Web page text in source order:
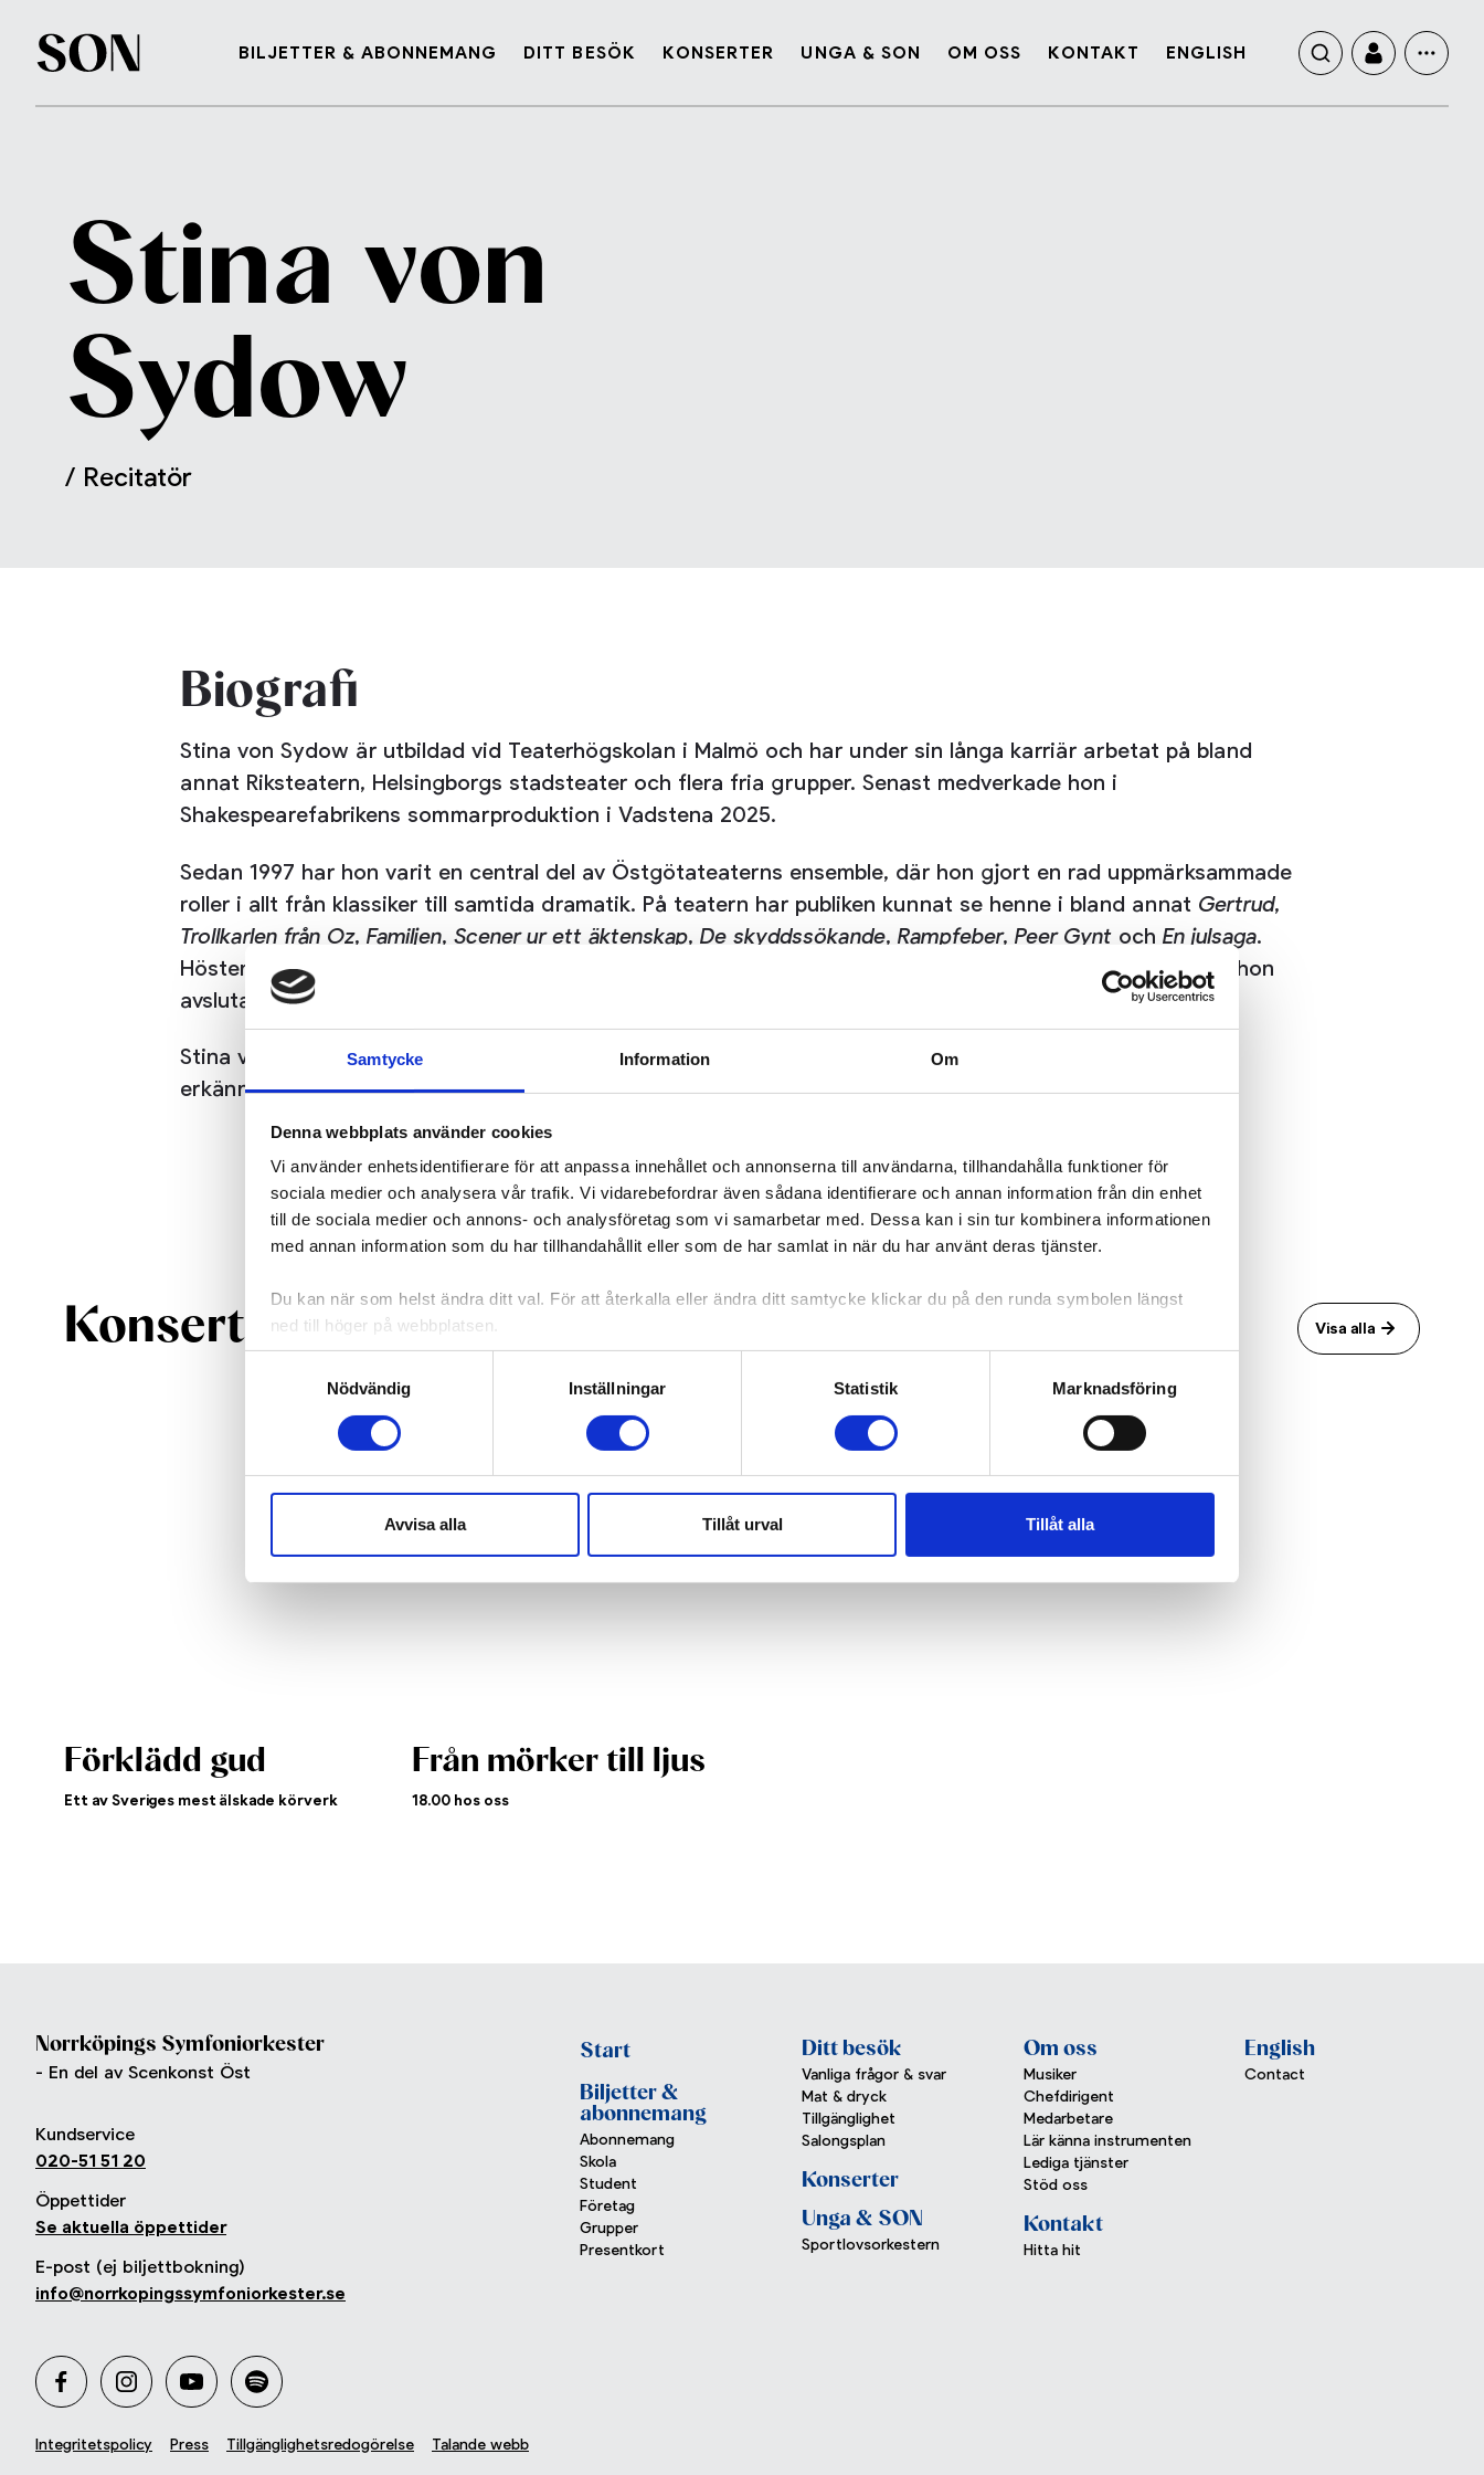
Samtycke Information Om
Denna webbplats använder cookies
Vi använder enhetsidentifierare för att anpassa innehållet och annonserna till användarna, tillhandahålla funktioner för
sociala medier och analysera vår trafik. Vi vidarebefordrar även sådana identifierare och annan information från din enhet
till de sociala medier och annons- och analysföretag som vi samarbetar med. Dessa kan i sin tur kombinera informationen
med annan information som du har tillhandahållit eller som de har samlat in när du har använt deras tjänster.
Du kan när som helst ändra ditt val. För att återkalla eller ändra ditt samtycke klickar du på den runda symbolen längst
ned till höger på webbplatsen.
Nödvändig
Inställningar Statistik Marknadsföring
Avvisa alla Tillåt urval Tillåt alla
BILJETTER & ABONNEMANG DITT BESÖK KONSERTER UNGA & SON OM OSS KONTAKT ENGLISH
Stina von
Sydow
/ Recitatör
Biografi
Stina von Sydow är utbildad vid Teaterhögskolan i Malmö och har under sin långa karriär arbetat på bland
annat Riksteatern, Helsingborgs stadsteater och flera fria grupper. Senast medverkade hon i
Shakespearefabrikens sommarproduktion i Vadstena 2025.
Sedan 1997 har hon varit en central del av Östgötateaterns ensemble, där hon gjort en rad uppmärksammade
roller i allt från klassiker till samtida dramatik. På teatern har publiken kunnat se henne i bland annat Gertrud,
Trollkarlen från Oz,Familjen,Scener ur ett äktenskap,De skyddssökande,Rampfeber,Peer Gynt ochEn julsaga.
Hösten 2024 medverkade hon i
Stina tänker på Rominnan hon
avslutade sin fasta tjänst i januari 2025.
Stina von Sydow tilldelades 2015 Norrköpings kommuns kulturstipendium till Moa Martinsons minne, ett
erkännande för sina betydande insatser inom regionens kulturliv.
Konserter Visa alla
Förklädd gud
Ett av Sveriges mest älskade körverk
Från mörker till ljus
18.00 hos oss
Norrköpings Symfoniorkester
- En del av Scenkonst Öst
Kundservice
020-51 51 20
Öppettider
Se aktuella öppettider
E-post (ej biljettbokning)
info@norrkopingssymfoniorkester.se
Integritetspolicy Press Tillgänglighetsredogörelse Talande webb
Start
Biljetter &
abonnemang
Abonnemang
Skola
Student
Företag
Grupper
Presentkort
Ditt besök
Vanliga frågor & svar
Mat & dryck
Tillgänglighet
Salongsplan
Konserter
Unga & SON
Sportlovsorkestern
Om oss
Musiker
Chefdirigent
Medarbetare
Lär känna instrumenten
Lediga tjänster
Stöd oss
Kontakt
Hitta hit
English
Contact